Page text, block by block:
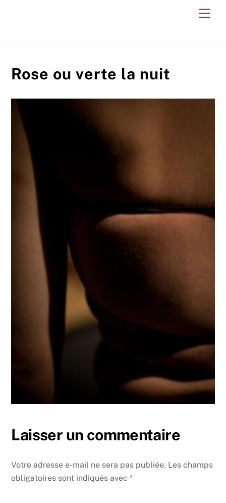
Rose ou verte la nuit
Laisser un commentaire
Votre adresse e-mail ne sera pas publiée. Les champs
obligatoires sont indiqués avec*